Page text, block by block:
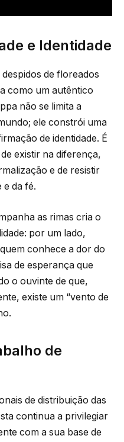
e Identidade
de floreados
como um autêntico
não se limita a
ele constrói uma
de identidade. É
existir na diferença,
e de resistir
e da fé.
as rimas cria o
por um lado,
conhece a dor do
de esperança que
o ouvinte de que,
existe um “vento de
de
de distribuição das
continua a privilegiar
com a sua base de